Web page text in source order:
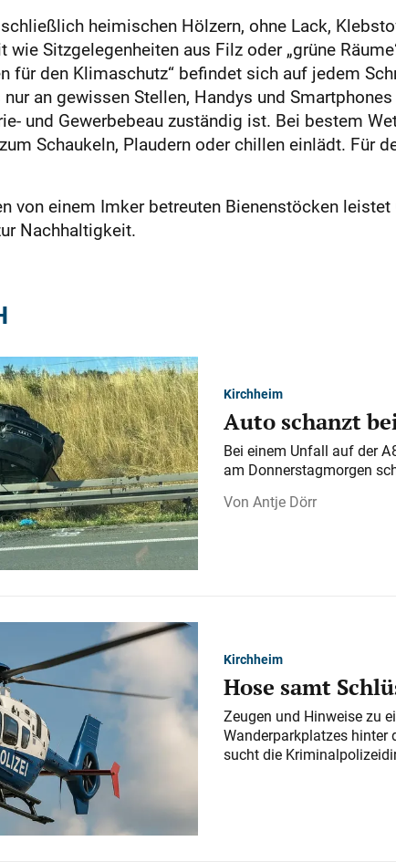
heimischen Hölzern, ohne Lack,
Sitzgelegenheiten aus Filz oder „grüne
für den Klimaschutz“ befindet sich auf jedem
an gewissen Stellen, Handys und
und Gewerbebeau zuständig ist. Bei bestem
Schaukeln, Plaudern oder chillen einlädt. Für
von einem Imker betreuten Bienenstöcken
Nachhaltigkeit.
Kirchheim
Auto schanzt
Bei einem Unfall auf der
am Donnerstagmorgen
Antje Dörr
Kirchheim
Hose samt
Zeugen und Hinweise zu
Wanderparkplatzes hinter
sucht die